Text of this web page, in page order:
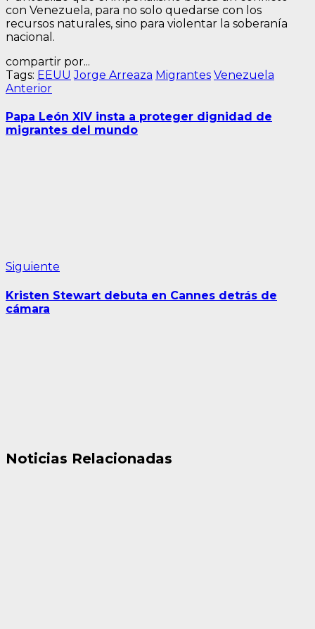
con Venezuela, para no solo quedarse con los
recursos naturales, sino para violentar la soberanía
nacional.
compartir por...
Tags: EEUU Jorge Arreaza Migrantes Venezuela
Navegación
de
entradas
AnteriorEntrada
Papa León XIV insta a proteger dignidad de
migrantes del mundo
Siguiente
Kristen Stewart debuta en Cannes detrás de
cámara
Noticias Relacionadas